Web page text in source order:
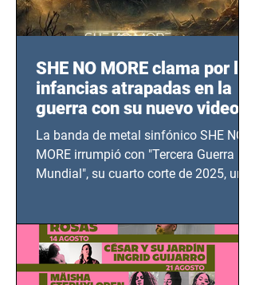
SHE NO MORE clama por las
infancias atrapadas en la
guerra con su nuevo video
TERCERA GUERRA
MUNDIAL
La banda de metal sinfónico SHE NO
MORE irrumpió con "Tercera Guerra
Mundial", su cuarto corte de 2025, un
bélicos.